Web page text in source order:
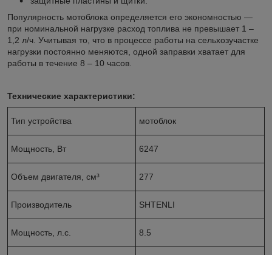
Популярность мотоблока определяется его экономностью —
при номинальной нагрузке расход топлива не превышает 1 –
1,2 л/ч. Учитывая то, что в процессе работы на сельхозучастке
нагрузки постоянно меняются, одной заправки хватает для
работы в течение 8 – 10 часов.
Технические характеристики:
Тип устройства мотоблок
Мощность, Вт 6247
Объем двигателя, см³ 277
Производитель SHTENLI
Мощность, л.с. 8.5